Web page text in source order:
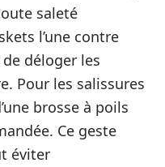
saleté
l’une contre
de déloger les
Pour les salissures
brosse à poils
Ce geste
éviter